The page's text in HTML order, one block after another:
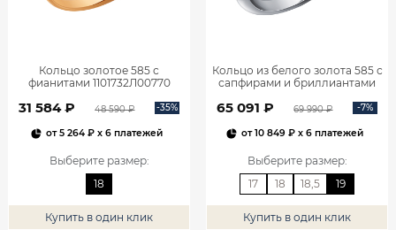
Кольцо золотое 585 с
фианитами 1101732Л00770
31 584 ₽ 48 590 ₽ -35%
от5 264 ₽ x 6 платежей
Выберите размер:
18
Купить в один клик
Кольцо из белого золота 585 с
сапфирами и бриллиантами
65 091 ₽ 69 990 ₽ -7%
от10 849 ₽ x 6 платежей
Выберите размер:
17
18 18,5 19
Купить в один клик